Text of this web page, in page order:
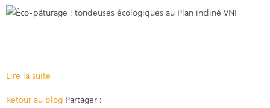
Lire la suite
Retour au blog Partager :